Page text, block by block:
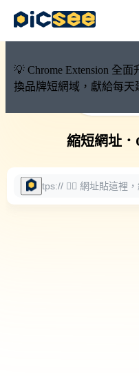
💡 Chrome Extension 全
換品牌短網域，獻給每天
🚀 PicSee
縮短網址．